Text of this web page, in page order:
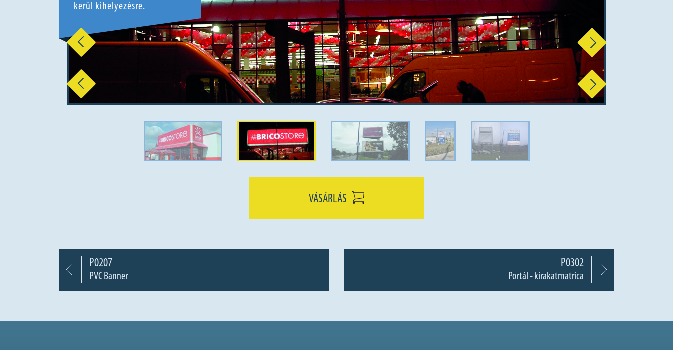
Előző Következő
kerül kihelyezésre.
Előző Következő
VÁSÁRLÁS
P0207
PVC Banner
P0302
Portál - kirakatmatrica